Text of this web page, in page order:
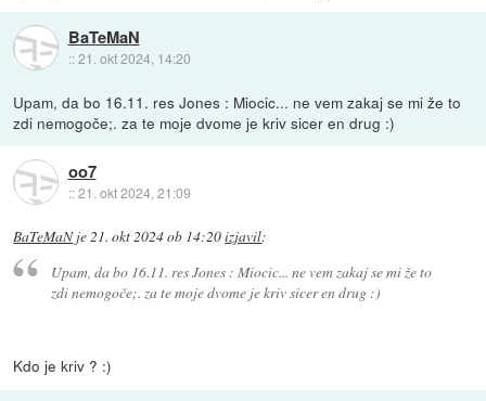
BaTeMaN
::21. okt 2024, 14:20
Upam, da bo 16.11. res Jones : Miocic... ne vem zakaj se mi že to
zdi nemogoče;. za te moje dvome je kriv sicer en drug :)
oo7
::21. okt 2024, 21:09
BaTeMaNje21. okt 2024 ob 14:20izjavil:
Upam, da bo 16.11. res Jones : Miocic... ne vem zakaj se mi že to
zdi nemogoče;. za te moje dvome je kriv sicer en drug :)
Kdo je kriv ? :)